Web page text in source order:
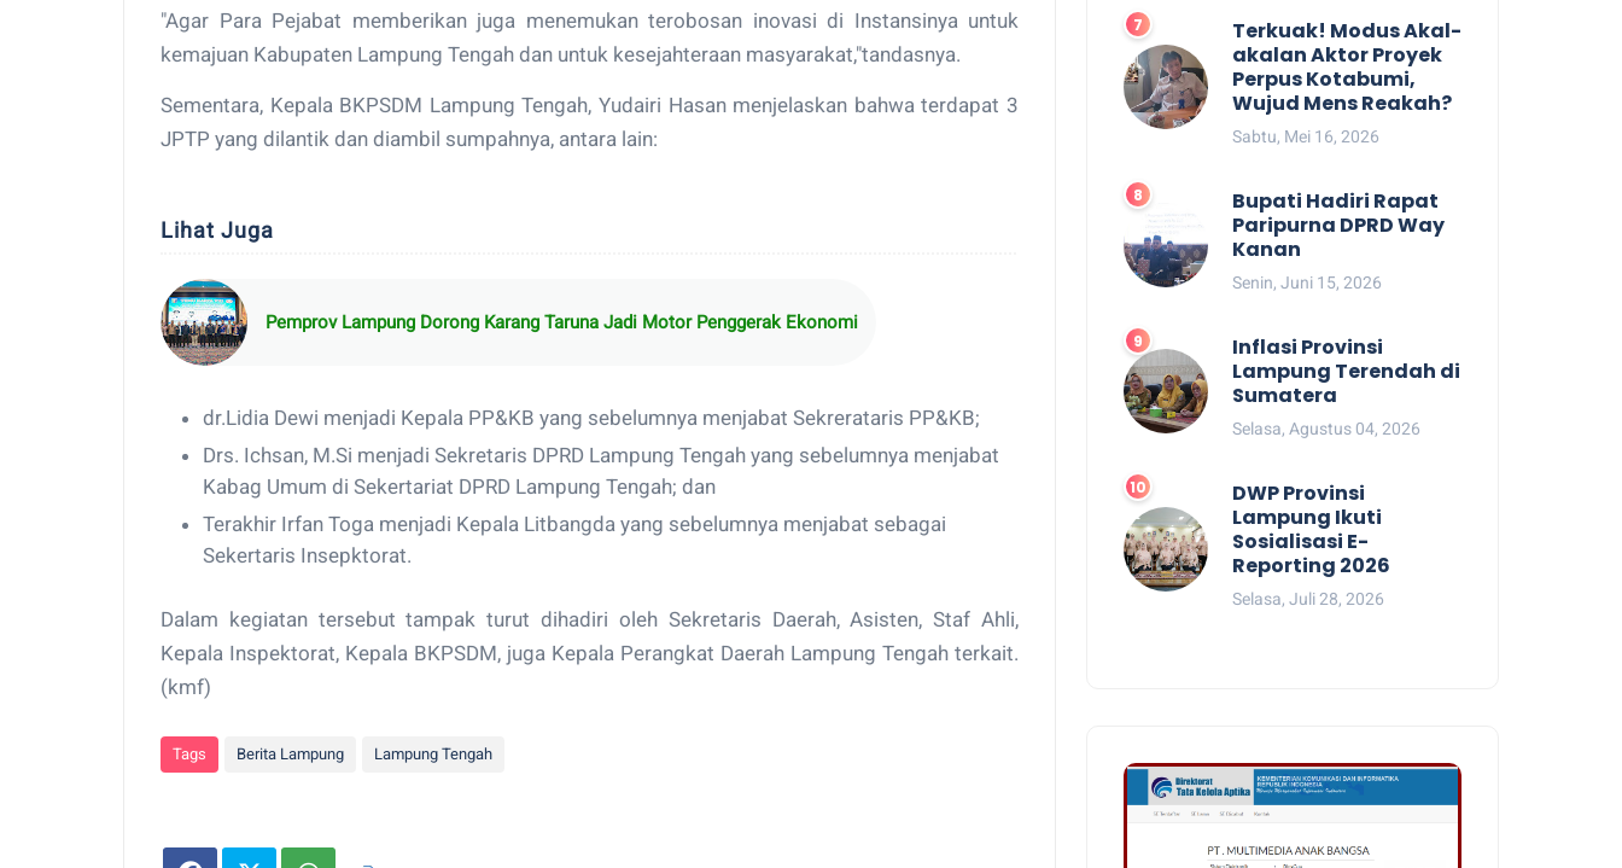
"Agar Para Pejabat memberikan juga menemukan terobosan inovasi di Instansinya untuk
kemajuan Kabupaten Lampung Tengah dan untuk kesejahteraan masyarakat,"tandasnya.
Sementara, Kepala BKPSDM Lampung Tengah, Yudairi Hasan menjelaskan bahwa terdapat 3
JPTP yang dilantik dan diambil sumpahnya, antara lain:
Lihat Juga
Pemprov Lampung Dorong Karang Taruna Jadi Motor Penggerak Ekonomi
dr.Lidia Dewi menjadi Kepala PP&KB yang sebelumnya menjabat Sekrerataris PP&KB;
Drs. Ichsan, M.Si menjadi Sekretaris DPRD Lampung Tengah yang sebelumnya menjabat
Kabag Umum di Sekertariat DPRD Lampung Tengah; dan
Terakhir Irfan Toga menjadi Kepala Litbangda yang sebelumnya menjabat sebagai
Sekertaris Insepktorat.
Dalam kegiatan tersebut tampak turut dihadiri oleh Sekretaris Daerah, Asisten, Staf Ahli,
Kepala Inspektorat, Kepala BKPSDM, juga Kepala Perangkat Daerah Lampung Tengah terkait.
(kmf)
Tags Berita Lampung Lampung Tengah
Terkuak! Modus Akal-
akalan Aktor Proyek
Perpus Kotabumi,
Wujud Mens Reakah?
Sabtu, Mei 16, 2026
Bupati Hadiri Rapat
Paripurna DPRD Way
Kanan
Senin, Juni 15, 2026
Inflasi Provinsi
Lampung Terendah di
Sumatera
Selasa, Agustus 04, 2026
DWP Provinsi
Lampung Ikuti
Sosialisasi E-
Reporting 2026
Selasa, Juli 28, 2026